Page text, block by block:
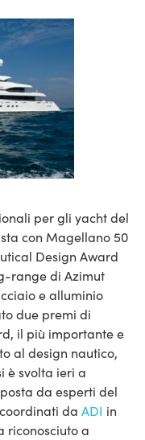
per gli yacht del
con Magellano 50
Design Award
range di Azimut
e alluminio
due premi di
il più importante e
al design nautico,
è svolta ieri a
da esperti del
da ADI in
riconosciuto a